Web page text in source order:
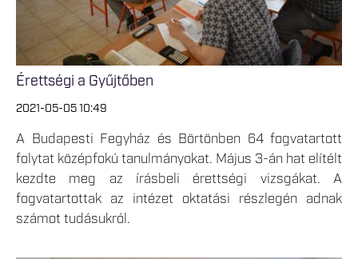
Érettségi a Gyűjtőben
2021-05-05 10:49
A Budapesti Fegyház és Börtönben 64 fogvatartott
folytat középfokú tanulmányokat. Május 3-án hat elítélt
kezdte meg az írásbeli érettségi vizsgákat. A
fogvatartottak az intézet oktatási részlegén adnak
számot tudásukról.